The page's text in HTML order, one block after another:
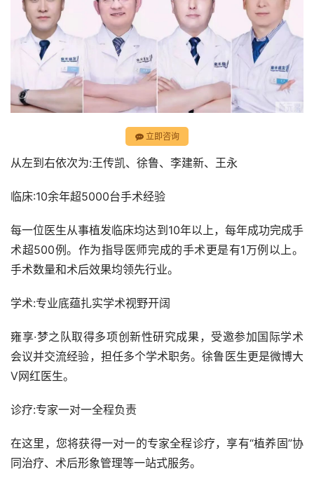
立即咨询
从左到右依次为:王传凯、徐鲁、李建新、王永
临床:10余年超5000台手术经验
每一位医生从事植发临床均达到10年以上，每年成功完成手
术超500例。作为指导医师完成的手术更是有1万例以上。
手术数量和术后效果均领先行业。
学术:专业底蕴扎实学术视野开阔
雍享·梦之队取得多项创新性研究成果，受邀参加国际学术
会议并交流经验，担任多个学术职务。徐鲁医生更是微博大
V网红医生。
诊疗:专家一对一全程负责
在这里，您将获得一对一的专家全程诊疗，享有“植养固”协
同治疗、术后形象管理等一站式服务。